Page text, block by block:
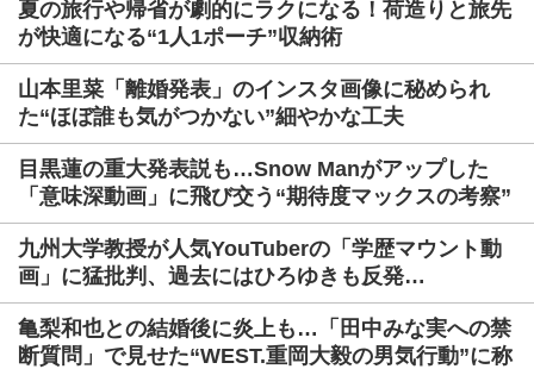
夏の旅行や帰省が劇的にラクになる！荷造りと旅先
が快適になる“1人1ポーチ”収納術
山本里菜「離婚発表」のインスタ画像に秘められ
た“ほぼ誰も気がつかない”細やかな工夫
目黒蓮の重大発表説も…Snow Manがアップした
「意味深動画」に飛び交う“期待度マックスの考察”
九州大学教授が人気YouTuberの「学歴マウント動
画」に猛批判、過去にはひろゆきも反発…
亀梨和也との結婚後に炎上も…「田中みな実への禁
断質問」で見せた“WEST.重岡大毅の男気行動”に称